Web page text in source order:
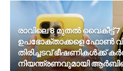
രാവിലെ 8 മുതൽ വൈകീട്ട് 7
ഉപഭോക്താക്കളെ ഫോൺ
തിരിച്ചടവ് ഭീഷണികൾക്ക്
നിയന്ത്രണവുമായി